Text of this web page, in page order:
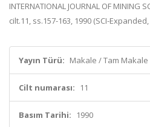
INTERNATIONAL JOURNAL OF MINING
cilt.11, ss.157-163, 1990 (SCI-
Yayın Türü: Makale / Tam Makale
Cilt numarası: 11
Basım Tarihi: 1990